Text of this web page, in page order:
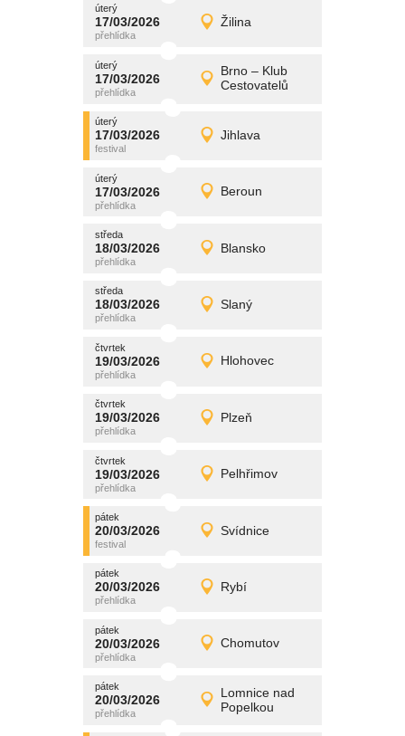
úterý
17/03/2026 Žilina
úterý
17/03/2026 Detail
promítání
úterý
17/03/2026
Brno – Klub
Cestovatelů
úterý
17/03/2026 Detail
promítání
úterý
17/03/2026 Jihlava
úterý
17/03/2026 Detail
promítání
úterý
17/03/2026 Beroun
úterý
17/03/2026 Detail
promítání
středa
18/03/2026 Blansko
středa
18/03/2026 Detail
promítání
středa
18/03/2026 Slaný
středa
18/03/2026 Detail
promítání
čtvrtek
19/03/2026 Hlohovec
čtvrtek
19/03/2026 Detail
promítání
čtvrtek
19/03/2026 Plzeň
čtvrtek
19/03/2026 Detail
promítání
čtvrtek
19/03/2026 Pelhřimov
čtvrtek
19/03/2026 Detail
promítání
pátek
20/03/2026 Svídnice
pátek
20/03/2026 Detail
promítání
pátek
20/03/2026 Rybí
pátek
20/03/2026 Detail
promítání
pátek
20/03/2026 Chomutov
pátek
20/03/2026 Detail
promítání
pátek
20/03/2026
Lomnice nad
Popelkou
pátek
20/03/2026 Detail
promítání